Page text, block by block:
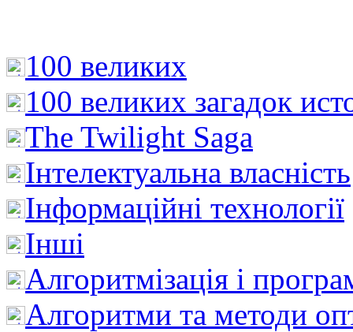
100 великих
100 великих загадок
The Twilight Saga
Інтелектуальна влaсність
Інформаційні технології
Інші
Алгоритмізація і
Алгоритми та методи